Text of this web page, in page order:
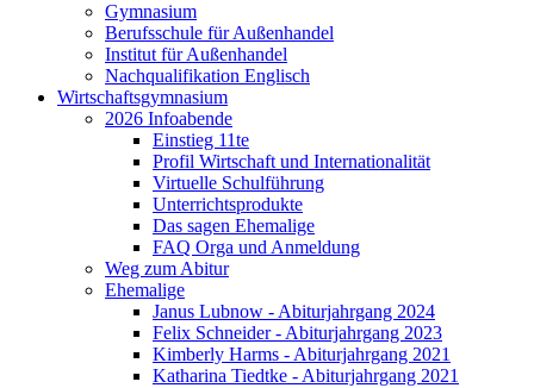
Gymnasium
Berufsschule für Außenhandel
Institut für Außenhandel
Nachqualifikation Englisch
Wirtschaftsgymnasium
2026 Infoabende
Einstieg 11te
Profil Wirtschaft und Internationalität
Virtuelle Schulführung
Unterrichtsprodukte
Das sagen Ehemalige
FAQ Orga und Anmeldung
Weg zum Abitur
Ehemalige
Janus Lubnow - Abiturjahrgang 2024
Felix Schneider - Abiturjahrgang 2023
Kimberly Harms - Abiturjahrgang 2021
Katharina Tiedtke - Abiturjahrgang 2021